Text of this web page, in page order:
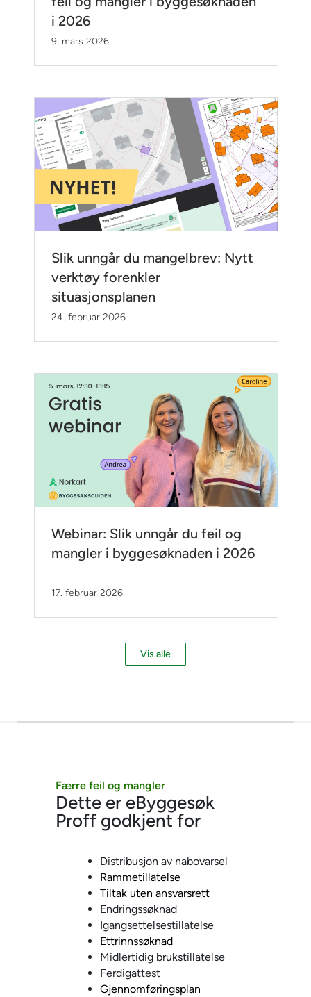
i 2026
9. mars 2026
Slik unngår du mangelbrev: Nytt
verktøy forenkler
situasjonsplanen
24. februar 2026
Webinar: Slik unngår du feil og
mangler i byggesøknaden i 2026
17. februar 2026
Vis alle
Færre feil og mangler
Dette er eByggesøk
Proff godkjent for
Distribusjon av nabovarsel
Rammetillatelse
Tiltak uten ansvarsrett
Endringssøknad
Igangsettelsestillatelse
Ettrinnssøknad
Midlertidig brukstillatelse
Ferdigattest
Gjennomføringsplan